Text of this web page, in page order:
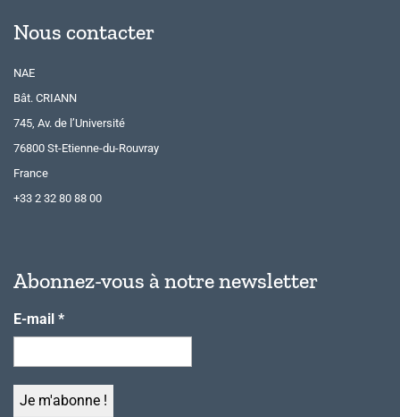
Nous contacter
NAE
Bât. CRIANN
745, Av. de l’Université
76800 St-Etienne-du-Rouvray
France
+33 2 32 80 88 00
Abonnez-vous à notre newsletter
E-mail *